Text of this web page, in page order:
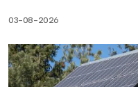
03-08-2026